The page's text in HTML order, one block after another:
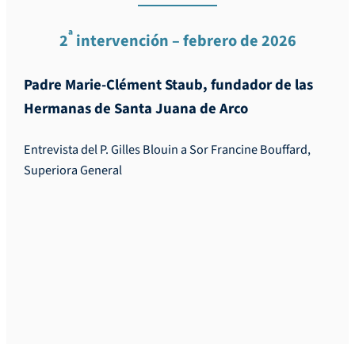
2ªintervención – febrero de 2026
Padre Marie-Clément Staub, fundador de las
Hermanas de Santa Juana de Arco
Entrevista del P. Gilles Blouin a Sor Francine Bouffard,
Superiora General